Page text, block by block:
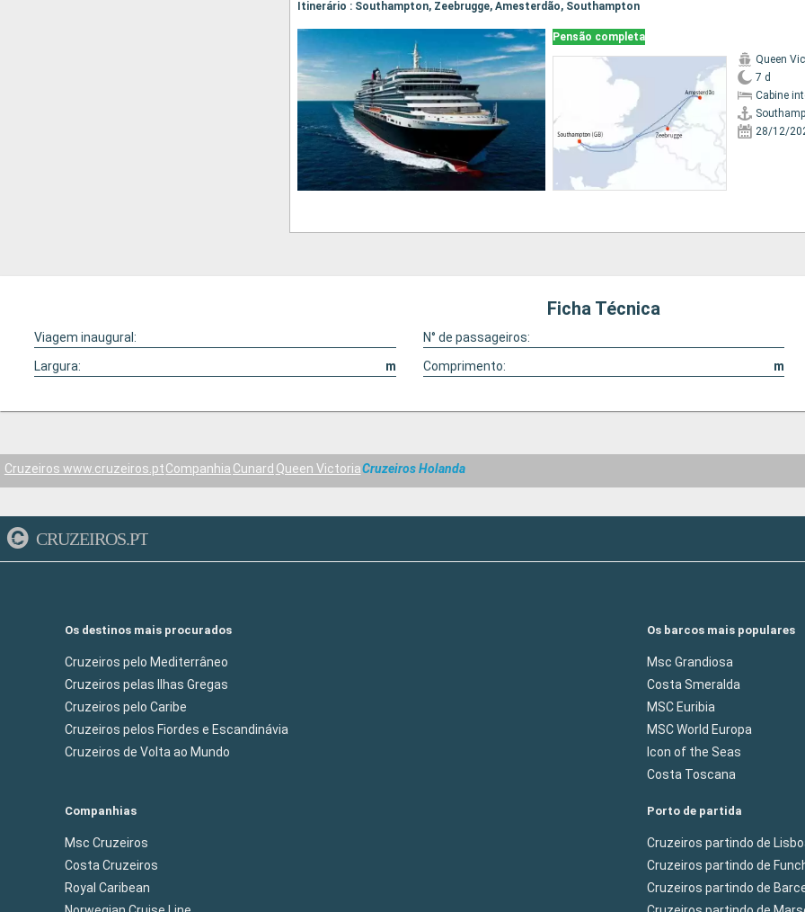
Itinerário : Southampton, Zeebrugge, Amesterdão, Southampton
Pensão completa
Queen
7 d
Cabine
28/12/
Ficha Técnica
Viagem inaugural: N° de passageiros:
Largura:
m Comprimento: m
Cruzeiros www.cruzeiros.ptCompanhia Cunard Queen VictoriaCruzeiros Holanda
CRUZEIROS.PT
Os destinos mais procurados
Cruzeiros pelo Mediterrâneo
Cruzeiros pelas Ilhas Gregas
Cruzeiros pelo Caribe
Cruzeiros pelos Fiordes e Escandinávia
Cruzeiros de Volta ao Mundo
Os barcos mais populares
Msc Grandiosa
Costa Smeralda
MSC Euribia
MSC World Europa
Icon of the Seas
Costa Toscana
Companhias
Msc Cruzeiros
Costa Cruzeiros
Royal Caribean
Porto de partida
Cruzeiros partindo de
Cruzeiros partindo de
Cruzeiros partindo de